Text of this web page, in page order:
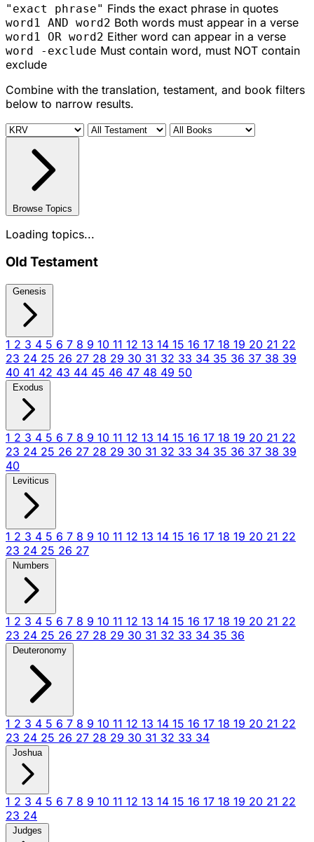
"exact phrase" Finds the exact phrase in quotes
word1 AND word2 Both words must appear in a verse
word1 OR word2 Either word can appear in a verse
word -exclude Must contain word, must NOT contain
exclude
Combine with the translation, testament, and book filters
below to narrow results.
Browse Topics
Loading topics...
Old Testament
Genesis
1 2 3 4 5 6 7 8 9 10 11 12 13 14 15 16 17 18 19 20 21 22
23 24 25 26 27 28 29 30 31 32 33 34 35 36 37 38 39
40 41 42 43 44 45 46 47 48 49 50
Exodus
1 2 3 4 5 6 7 8 9 10 11 12 13 14 15 16 17 18 19 20 21 22
23 24 25 26 27 28 29 30 31 32 33 34 35 36 37 38 39
40
Leviticus
1 2 3 4 5 6 7 8 9 10 11 12 13 14 15 16 17 18 19 20 21 22
23 24 25 26 27
Numbers
1 2 3 4 5 6 7 8 9 10 11 12 13 14 15 16 17 18 19 20 21 22
23 24 25 26 27 28 29 30 31 32 33 34 35 36
Deuteronomy
1 2 3 4 5 6 7 8 9 10 11 12 13 14 15 16 17 18 19 20 21 22
23 24 25 26 27 28 29 30 31 32 33 34
Joshua
1 2 3 4 5 6 7 8 9 10 11 12 13 14 15 16 17 18 19 20 21 22
23 24
Judges